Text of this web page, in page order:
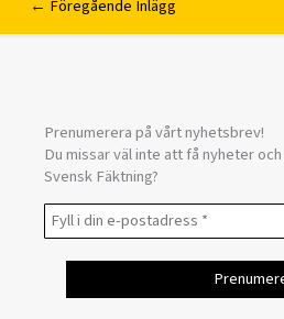
← Föregående Inlägg
Prenumerera på vårt nyhetsbrev!
Du missar väl inte att få nyheter
Svensk Fäktning?